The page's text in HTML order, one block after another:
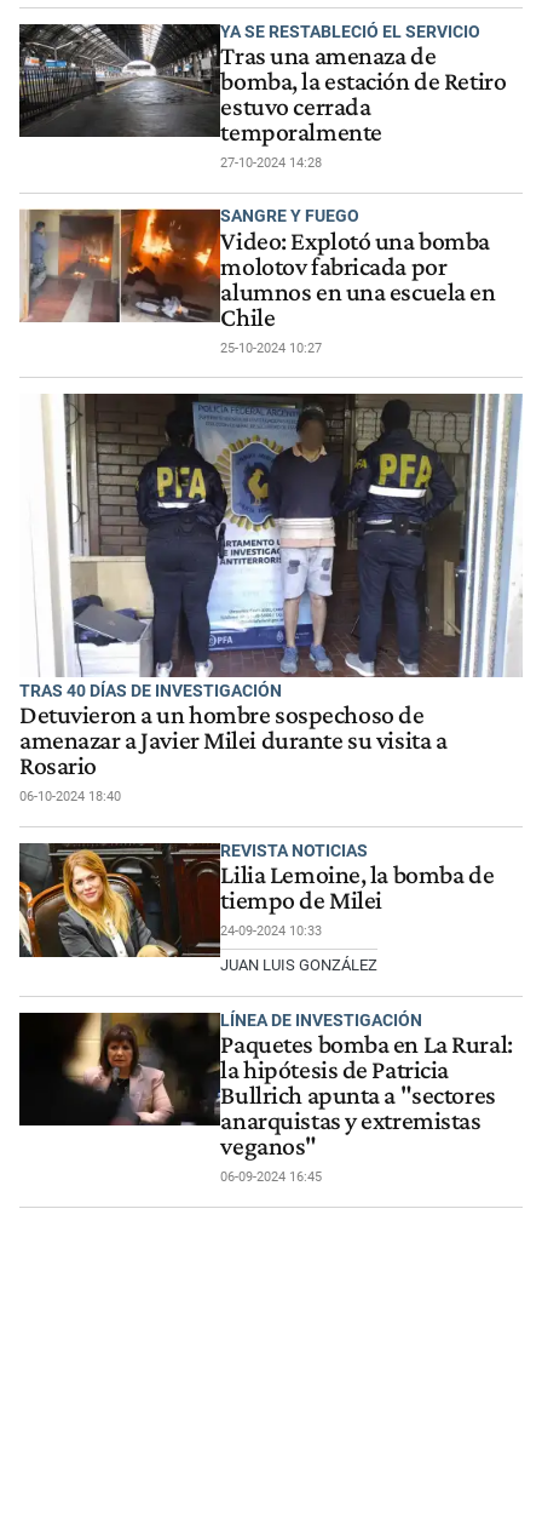
YA SE RESTABLECIÓ EL SERVICIO
Tras una amenaza de
bomba, la estación de Retiro
estuvo cerrada
temporalmente
27-10-2024 14:28
SANGRE Y FUEGO
Video: Explotó una bomba
molotov fabricada por
alumnos en una escuela en
Chile
25-10-2024 10:27
TRAS 40 DÍAS DE INVESTIGACIÓN
Detuvieron a un hombre sospechoso de
amenazar a Javier Milei durante su visita a
Rosario
06-10-2024 18:40
REVISTA NOTICIAS
Lilia Lemoine, la bomba de
tiempo de Milei
24-09-2024 10:33
JUAN LUIS GONZÁLEZ
LÍNEA DE INVESTIGACIÓN
Paquetes bomba en La Rural:
la hipótesis de Patricia
Bullrich apunta a "sectores
anarquistas y extremistas
veganos"
06-09-2024 16:45